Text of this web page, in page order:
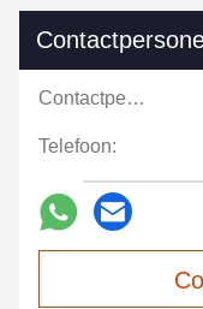
Contactpersonen:
Telefoon: